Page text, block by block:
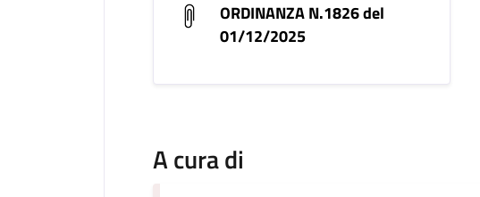
ORDINANZA N.1826 del
01/12/2025
A cura di